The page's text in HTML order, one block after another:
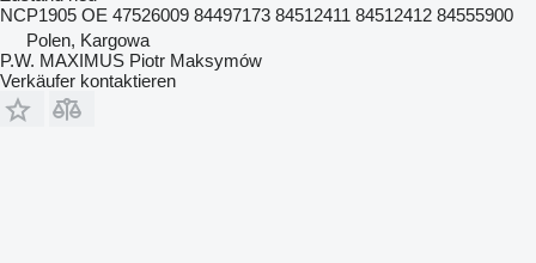
NCP1905 OE 47526009 84497173 84512411 84512412 84555900
Polen, Kargowa
P.W. MAXIMUS Piotr Maksymów
Verkäufer kontaktieren